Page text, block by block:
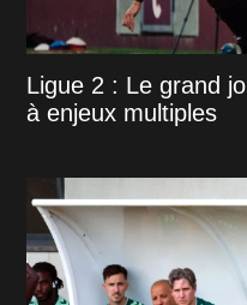
Ligue 2 : Le grand
à enjeux multiples